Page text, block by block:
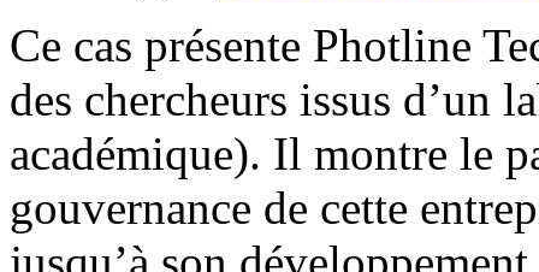
Ce cas présente Photline
des chercheurs issus d’un
académique). Il montre le
gouvernance de cette